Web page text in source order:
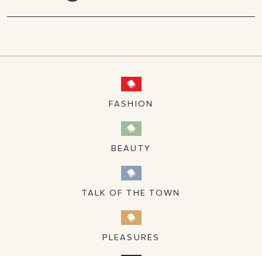
FASHION
BEAUTY
TALK OF THE TOWN
PLEASURES